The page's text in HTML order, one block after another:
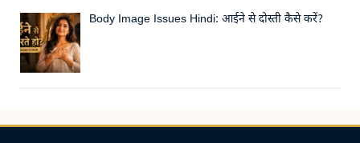
Body Image Issues Hindi: आईने से दोस्ती कैसे करें?